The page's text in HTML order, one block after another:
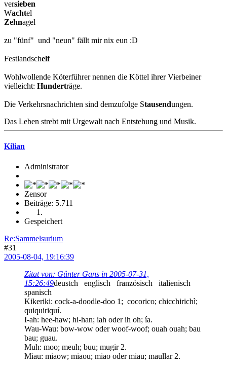
versieben
Wachtel
Zehnagel
zu "fünf" und "neun" fällt mir nix eun :D
Festlandschelf
Wohlwollende Köterführer nennen die Köttel ihrer Vierbeiner
vielleicht: Hunderträge.
Die Verkehrsnachrichten sind demzufolge Stausendungen.
Das Leben strebt mit Urgewalt nach Entstehung und Musik.
Kilian
Administrator
Zensor
Beiträge: 5.711
Gespeichert
Re:Sammelsurium
#31
2005-08-04, 19:16:39
Zitat von: Günter Gans in 2005-07-31,
15:26:49deustch englisch französisch italienisch
spanisch
Kikeriki: cock-a-doodle-doo 1; cocorico; chicchirichì;
quiquiriquí.
I-ah: hee-haw; hi-han; iah oder ih oh; ía.
Wau-Wau: bow-wow oder woof-woof; ouah ouah; bau
bau; guau.
Muh: moo; meuh; buu; mugir 2.
Miau: miaow; miaou; miao oder miau; maullar 2.